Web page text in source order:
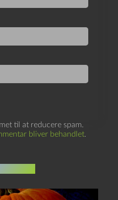
til at reducere spam.
bliver behandlet.